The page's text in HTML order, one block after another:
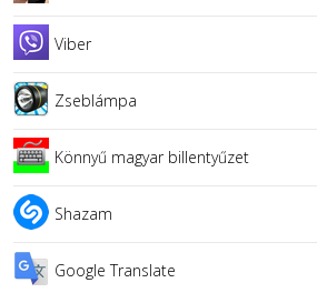
Viber
Zseblámpa
Könnyű magyar billentyűzet
Shazam
Google Translate